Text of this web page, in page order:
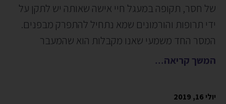
של חסר, תקופה במעגל חיי אישה שאותה יש לתקן על
ידי תרופות והורמונים שמא נתחיל להתפרק מבפנים.
המסר החד משמעי שאנו מקבלות הוא שהמעבר
המשך קריאה
יולי 16, 2019